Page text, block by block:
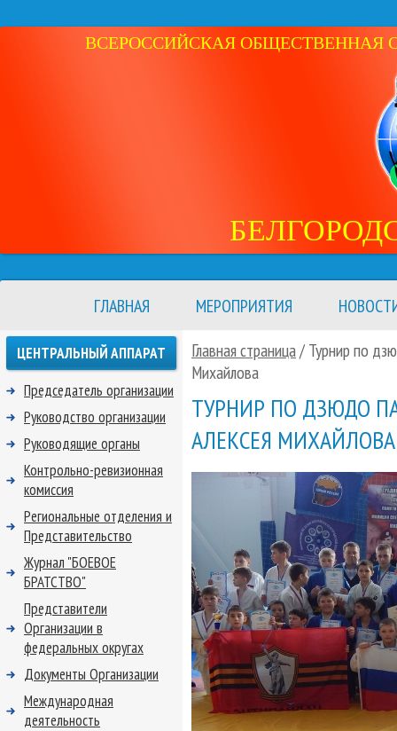
ВСЕРОССИЙСКАЯ ОБЩЕСТВЕННАЯ
ГЛАВНАЯ МЕРОПРИЯТИЯ
Главная страница/ Турнир по
Михайлова
ТУРНИР ПО ДЗЮДО
АЛЕКСЕЯ МИХАЙЛОВА
ЦЕНТРАЛЬНЫЙ АППАРАТ
Председатель организации
Руководство организации
Руководящие органы
Контрольно-ревизионная
комиссия
Региональные отделения и
Представительство
Журнал "БОЕВОЕ
БРАТСТВО"
Представители
Организации в
федеральных округах
Документы Организации
Международная
деятельность